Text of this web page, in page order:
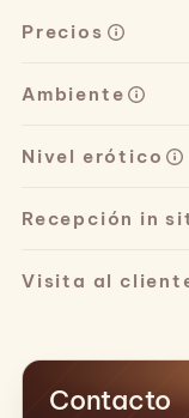
Precios
Ambiente
Nivel erótico
Recepción in
Visita al
Contacto